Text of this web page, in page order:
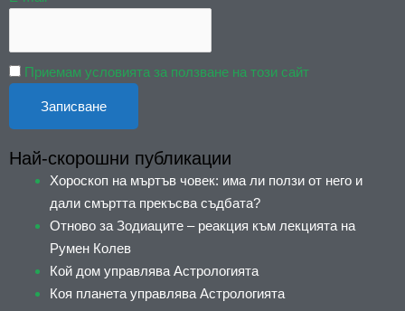
Приемам условията за ползване на този сайт
Най-скорошни публикации
Хороскоп на мъртъв човек: има ли ползи от него и
дали смъртта прекъсва съдбата?
Отново за Зодиаците – реакция към лекцията на
Румен Колев
Кой дом управлява Астрологията
Коя планета управлява Астрологията